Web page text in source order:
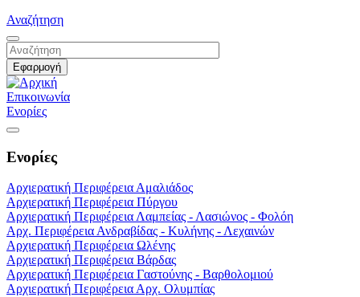
Αναζήτηση
Επικοινωνία
Ενορίες
Ενορίες
Αρχιερατική Περιφέρεια Αμαλιάδος
Αρχιερατική Περιφέρεια Πύργου
Αρχιερατική Περιφέρεια Λαμπείας - Λασιώνος - Φολόη
Αρχ. Περιφέρεια Ανδραβίδας - Κυλήνης - Λεχαινών
Αρχιερατική Περιφέρεια Ωλένης
Αρχιερατική Περιφέρεια Βάρδας
Αρχιερατική Περιφέρεια Γαστούνης - Βαρθολομιού
Αρχιερατική Περιφέρεια Αρχ. Ολυμπίας